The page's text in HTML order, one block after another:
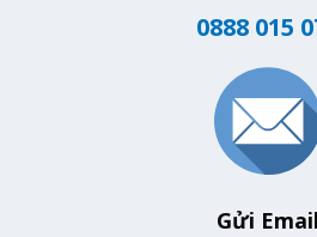
0888 015
Gửi Email